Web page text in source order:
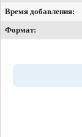
Время добавления:
Формат: